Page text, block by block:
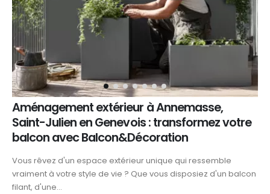
Aménagement extérieur à Annemasse,
Saint-Julien en Genevois : transformez votre
balcon avec Balcon&Décoration
Vous rêvez d'un espace extérieur unique qui ressemble
vraiment à votre style de vie ? Que vous disposiez d'un balcon
filant, d'une...